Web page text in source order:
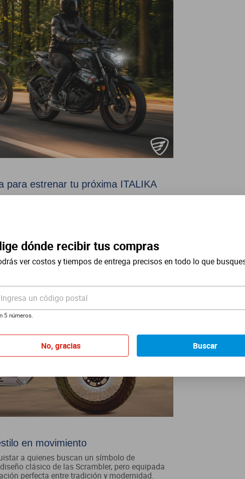
dónde recibir tus compras
ver costos y tiempos de entrega precisos en todo lo que
Ingresa un código postal
5 números.
No, gracias Buscar
para estrenar tu próxima ITALIKA
especiales, descuentos en abonos
seleccionados, convirtiendo este
nuevas aventuras sobre dos ruedas.
en movimiento
a quienes buscan un símbolo de
clásico de las Scrambler, pero equipada
perfecta entre tradición y modernidad.